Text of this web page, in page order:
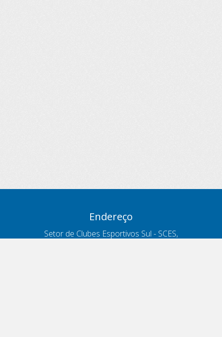
Endereço
Setor de Clubes Esportivos Sul - SCES,